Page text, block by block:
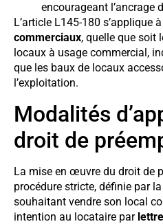
encourageant l’ancrage
L’article L145-180 s’applique
commerciaux, quelle que soit
locaux à usage commercial,
que les baux de locaux
l’exploitation.
Modalités
droit de
La mise en œuvre du droit de
procédure stricte, définie par
souhaitant vendre son local
intention au locataire par